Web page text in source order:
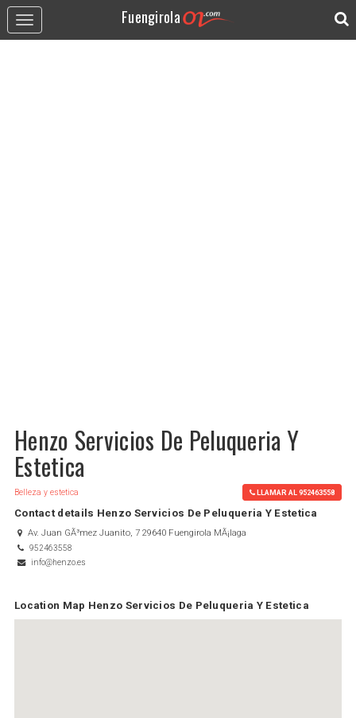
Toggle
navigation
Fuengirola
Henzo Servicios De Peluqueria Y
Estetica
Belleza y estetica LLAMAR AL 952463558
Contact details Henzo Servicios De Peluqueria Y Estetica
Av. Juan GÃ³mez Juanito, 7 29640 Fuengirola MÃ¡laga
952463558
info@henzo.es
Location Map Henzo Servicios De Peluqueria Y Estetica